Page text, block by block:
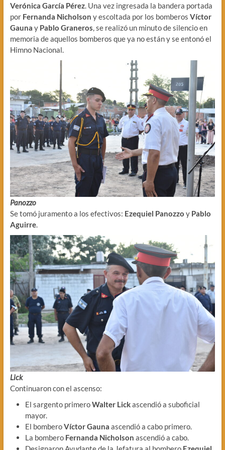
Verónica García Pérez. Una vez ingresada la bandera portada
por Fernanda Nicholson y escoltada por los bomberos Víctor
Gauna y Pablo Graneros, se realizó un minuto de silencio en
memoria de aquellos bomberos que ya no están y se entonó el
Himno Nacional.
Panozzo
Se tomó juramento a los efectivos: Ezequiel Panozzo y Pablo
Aguirre.
Lick
Continuaron con el ascenso:
El sargento primeroWalter Lickascendió a suboficial
mayor.
El bomberoVíctor Gauna ascendió a cabo primero.
La bombero Fernanda Nicholson ascendió a cabo.